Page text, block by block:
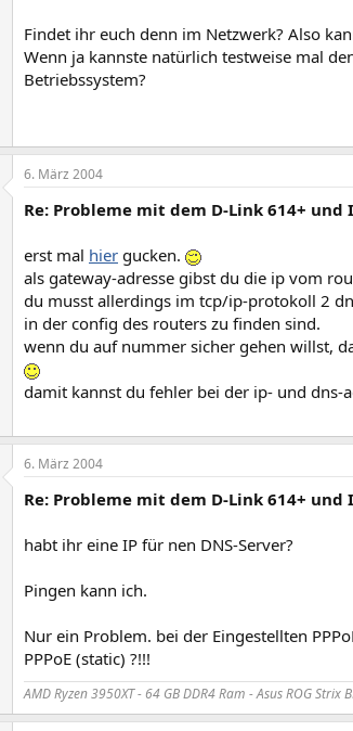
Findet ihr euch denn im Netzwerk? Also
Wenn ja kannste natürlich testweise mal
Betriebssystem?
6. März 2004
Re: Probleme mit dem D-Link 614+
erst mal hier gucken.
als gateway-adresse gibst du die ip vom
du musst allerdings im tcp/ip-protokoll 2
in der config des routers zu finden sind.
wenn du auf nummer sicher gehen willst,
damit kannst du fehler bei der ip- und dns-
6. März 2004
Re: Probleme mit dem D-Link 614+
habt ihr eine IP für nen DNS-Server?
Pingen kann ich.
Nur ein Problem. bei der Eingestellten
PPPoE (static) ?!!!
AMD Ryzen 3950XT - 64 GB DDR4 Ram - Asus ROG